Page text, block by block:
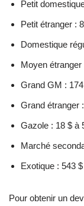
Petit
Petit étranger :
Domestique
Moyen
Grand GM :
Grand étranger
Gazole : 18 $ à
Marché
Exotique : 543
Pour obtenir un